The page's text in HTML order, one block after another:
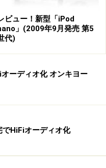
にアップされてい
ィスト名や曲名で検索で
では歌詞を検索できる
周りの人々が何を聴いて
Maps」などの機能
にインストールして
ビュー！新型「iPod
」(2009年9月発売 第5
代)
ーディオ化 オンキヨー
HiFiオーディオ化